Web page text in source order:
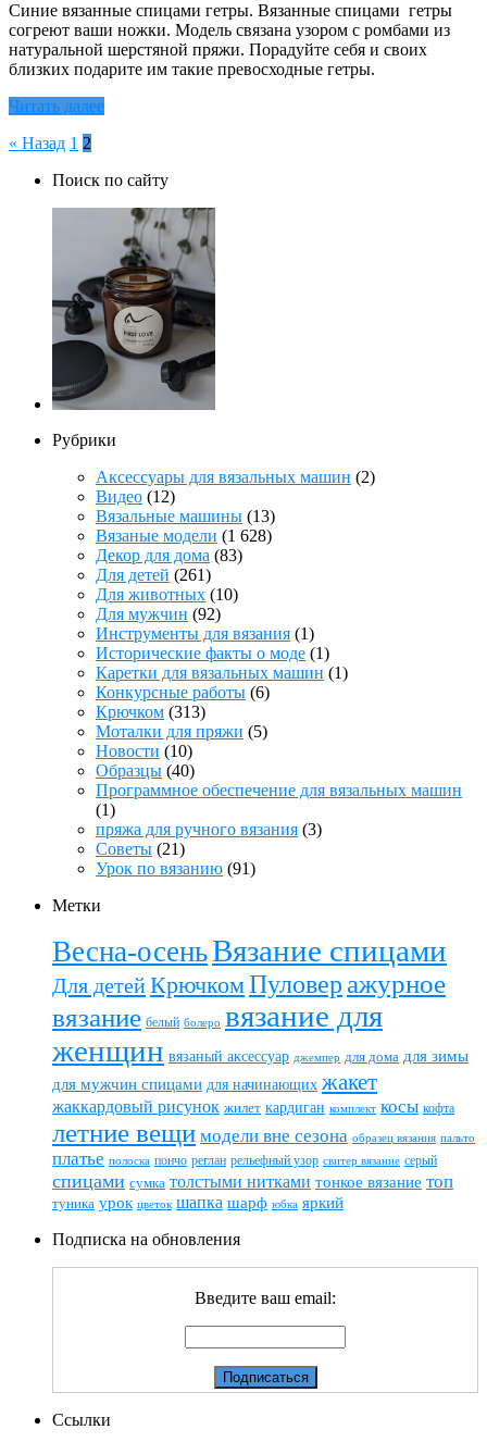
Синие вязанные спицами гетры. Вязанные спицами гетры
согреют ваши ножки. Модель связана узором с ромбами из
натуральной шерстяной пряжи. Порадуйте себя и своих
близких подарите им такие превосходные гетры.
Читать далее
Пагинация
записей
« Назад 1 2
Поиск по сайту
Рубрики
Аксессуары для вязальных машин (2)
Видео (12)
Вязальные машины (13)
Вязаные модели (1 628)
Декор для дома (83)
Для детей (261)
Для животных (10)
Для мужчин (92)
Инструменты для вязания (1)
Исторические факты о моде (1)
Каретки для вязальных машин (1)
Конкурсные работы (6)
Крючком (313)
Моталки для пряжи (5)
Новости (10)
Образцы (40)
Программное обеспечение для вязальных машин
(1)
пряжа для ручного вязания (3)
Советы (21)
Урок по вязанию (91)
Метки
Весна-осеньВязание спицами
Для детейКрючкомПуловер ажурное
вязание белый болеро вязание для
женщин вязаный аксессуар джемпер для дома для зимы
для мужчин спицами для начинающих жакет
жаккардовый рисунок жилет кардиган комплект косы кофта
летние вещи модели вне сезона образец вязания пальто
платье полоска пончо реглан рельефный узор свитер вязание серый
спицами сумка толстыми нитками тонкое вязание топ
туника урок цветок шапка шарф юбка яркий
Подписка на обновления
Введите ваш email:
Ссылки